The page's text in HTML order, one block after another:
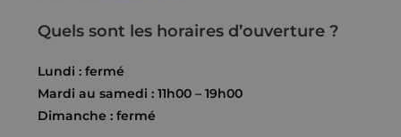
Quels sont les horaires d’ouverture ?
Lundi : fermé
Mardi au samedi : 11h00 – 19h00
Dimanche : fermé